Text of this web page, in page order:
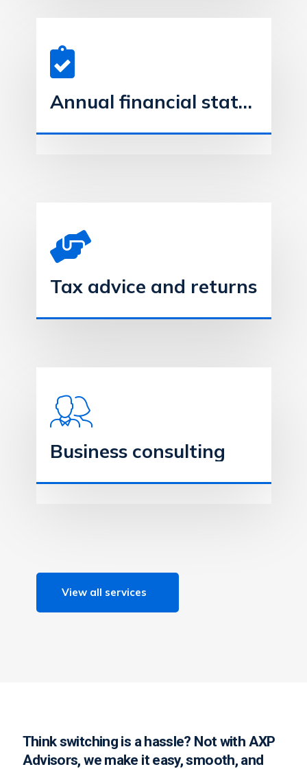
Annual financial statements
Tax advice and returns
Business consulting
View all services
Think switching is a hassle? Not with AXP
Advisors, we make it easy, smooth, and